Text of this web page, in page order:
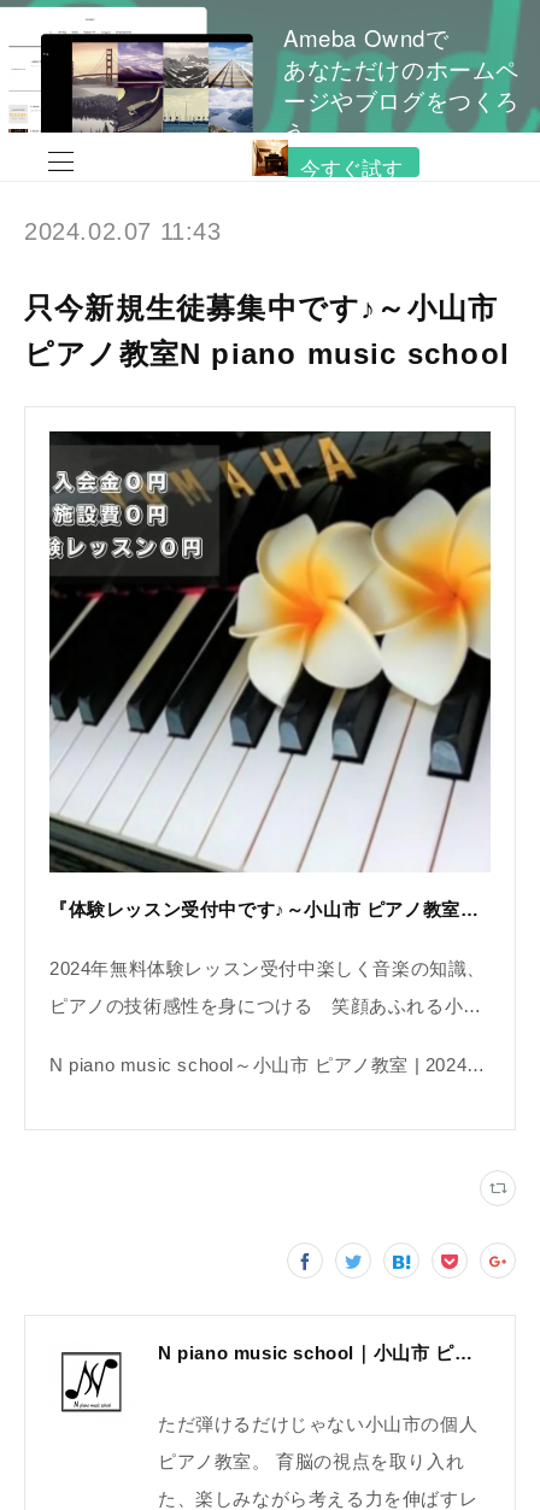
Ameba Owndで
あなただけのホームペ
ージやブログをつくろ
う
今すぐ試す
2024.02.07 11:43
只今新規生徒募集中です♪～小山市
ピアノ教室N piano music school
『体験レッスン受付中です♪～小山市 ピアノ教室N piano music school』
2024年無料体験レッスン受付中楽しく音楽の知識、
ピアノの技術感性を身につける 笑顔あふれる小…
N piano music school～小山市 ピアノ教室 | 2024年無料体験レッスン受付中 | 音楽教室 | 個人レッスン
N piano music school｜小山市 ピアノ教室｜考える力・集中力を育てる個人レッスン｜2025年体験レッスン受付中
ただ弾けるだけじゃない小山市の個人
ピアノ教室。 育脳の視点を取り入れ
た、楽しみながら考える力を伸ばすレ